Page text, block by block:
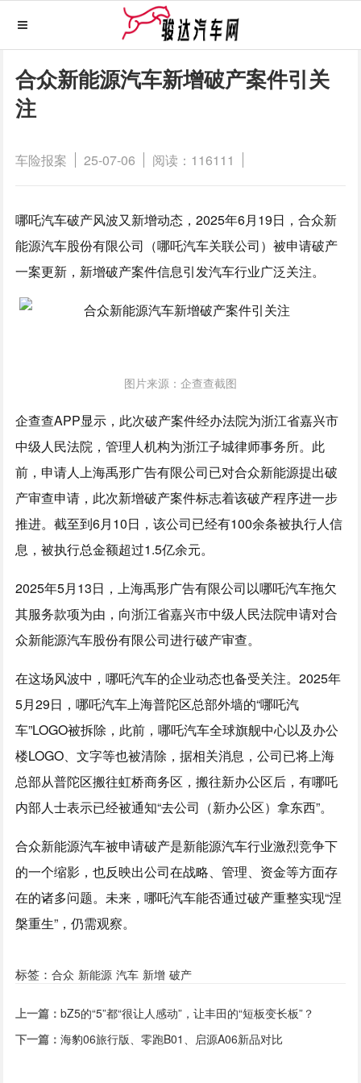
合众新能源汽车新增破产案件引关
注
车险报案 25-07-06 阅读：116111
哪吒汽车破产风波又新增动态，2025年6月19日，合众新
能源汽车股份有限公司（哪吒汽车关联公司）被申请破产
一案更新，新增破产案件信息引发汽车行业广泛关注。
图片来源：企查查截图
企查查APP显示，此次破产案件经办法院为浙江省嘉兴市
中级人民法院，管理人机构为浙江子城律师事务所。此
前，申请人上海禹形广告有限公司已对合众新能源提出破
产审查申请，此次新增破产案件标志着该破产程序进一步
推进。截至到6月10日，该公司已经有100余条被执行人信
息，被执行总金额超过1.5亿余元。
2025年5月13日，上海禹形广告有限公司以哪吒汽车拖欠
其服务款项为由，向浙江省嘉兴市中级人民法院申请对合
众新能源汽车股份有限公司进行破产审查。
在这场风波中，哪吒汽车的企业动态也备受关注。2025年
5月29日，哪吒汽车上海普陀区总部外墙的“哪吒汽
车”LOGO被拆除，此前，哪吒汽车全球旗舰中心以及办公
楼LOGO、文字等也被清除，据相关消息，公司已将上海
总部从普陀区搬往虹桥商务区，搬往新办公区后，有哪吒
内部人士表示已经被通知“去公司（新办公区）拿东西”。
合众新能源汽车被申请破产是新能源汽车行业激烈竞争下
的一个缩影，也反映出公司在战略、管理、资金等方面存
在的诸多问题。未来，哪吒汽车能否通过破产重整实现“涅
槃重生”，仍需观察。
标签：合众 新能源 汽车 新增 破产
上一篇：bZ5的“5”都“很让人感动”，让丰田的“短板变长板”？
下一篇：海豹06旅行版、零跑B01、启源A06新品对比